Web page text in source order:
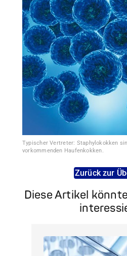
Typischer Vertreter: Staphylokokken
vorkommenden Haufenkokken.
Zurück zur
Diese Artikel